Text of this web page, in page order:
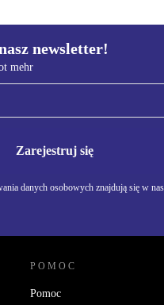
newsletter!
mehr
Zarejestruj się
danych osobowych znajdują się w
Informacje na temat używania danych
Polityce prywatności
POMOC
Pomoc